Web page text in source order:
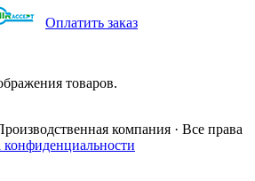
Оплатить заказ
товаров.
компания · Все права